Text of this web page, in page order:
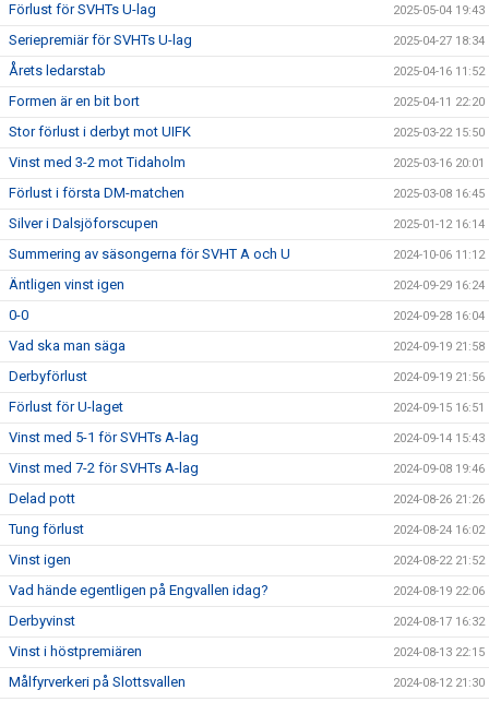
Förlust för SVHTs U-lag 2025-05-04 19:43
Seriepremiär för SVHTs U-lag 2025-04-27 18:34
Årets ledarstab 2025-04-16 11:52
Formen är en bit bort 2025-04-11 22:20
Stor förlust i derbyt mot UIFK 2025-03-22 15:50
Vinst med 3-2 mot Tidaholm 2025-03-16 20:01
Förlust i första DM-matchen 2025-03-08 16:45
Silver i Dalsjöforscupen 2025-01-12 16:14
Summering av säsongerna för SVHT A och U 2024-10-06 11:12
Äntligen vinst igen 2024-09-29 16:24
0-0 2024-09-28 16:04
Vad ska man säga 2024-09-19 21:58
Derbyförlust 2024-09-19 21:56
Förlust för U-laget 2024-09-15 16:51
Vinst med 5-1 för SVHTs A-lag 2024-09-14 15:43
Vinst med 7-2 för SVHTs A-lag 2024-09-08 19:46
Delad pott 2024-08-26 21:26
Tung förlust 2024-08-24 16:02
Vinst igen 2024-08-22 21:52
Vad hände egentligen på Engvallen idag? 2024-08-19 22:06
Derbyvinst 2024-08-17 16:32
Vinst i höstpremiären 2024-08-13 22:15
Målfyrverkeri på Slottsvallen 2024-08-12 21:30